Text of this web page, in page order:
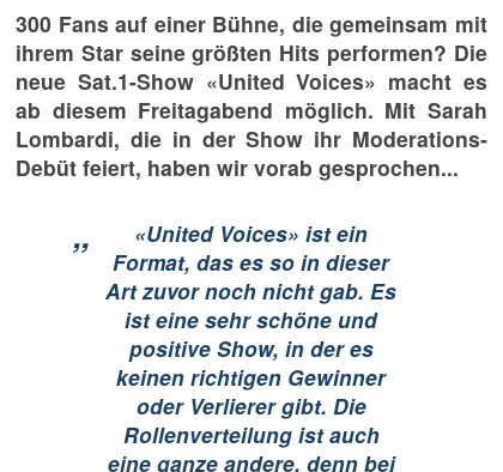
300 Fans auf einer Bühne, die gemeinsam mit
ihrem Star seine größten Hits performen? Die
neue Sat.1-Show «United Voices» macht es
ab diesem Freitagabend möglich. Mit Sarah
Lombardi, die in der Show ihr Moderations-
Debüt feiert, haben wir vorab gesprochen...
„
«United Voices» ist ein
Format, das es so in dieser
Art zuvor noch nicht gab. Es
ist eine sehr schöne und
positive Show, in der es
keinen richtigen Gewinner
oder Verlierer gibt. Die
Rollenverteilung ist auch
eine ganze andere, denn bei